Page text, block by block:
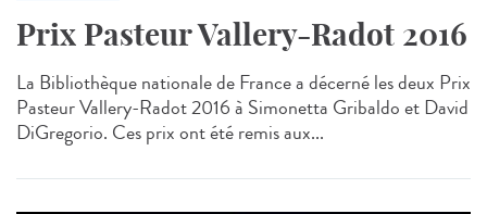
Prix Pasteur Vallery-Radot 2016
La Bibliothèque nationale de France a décerné les deux Prix
Pasteur Vallery-Radot 2016 à Simonetta Gribaldo et David
DiGregorio. Ces prix ont été remis aux...